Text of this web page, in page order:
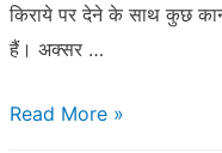
किराये पर देने के साथ कुछ
हैं। अक्सर …
भारत
Read More »